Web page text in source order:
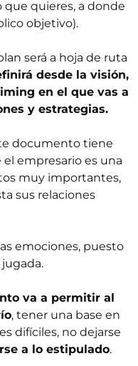
que quieres, a donde
objetivo).
será a hoja de ruta
desde la visión,
en el que vas a
y estrategias.
documento tiene
empresario es una
muy importantes,
sus relaciones
emociones, puesto
va a permitir al
, tener una base en
difíciles, no dejarse
a lo estipulado.